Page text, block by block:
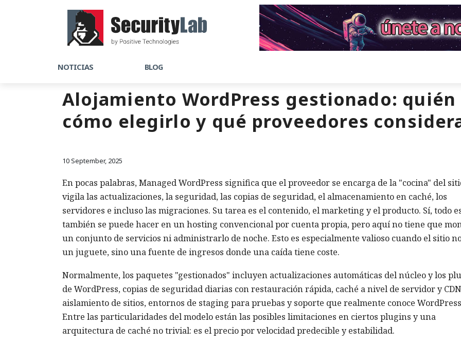
NOTICIAS BLOG
Alojamiento WordPress gestionado:
cómo elegirlo y qué proveedores
10 September, 2025
En pocas palabras, Managed WordPress significa que el proveedor se encarga de la "cocina" del
vigila las actualizaciones, la seguridad, las copias de seguridad, el almacenamiento en caché, los
servidores e incluso las migraciones. Su tarea es el contenido, el marketing y el producto. Sí, todo
también se puede hacer en un hosting convencional por cuenta propia, pero aquí no tiene que
un conjunto de servicios ni administrarlo de noche. Esto es especialmente valioso cuando el sitio
un juguete, sino una fuente de ingresos donde una caída tiene coste.
Normalmente, los paquetes "gestionados" incluyen actualizaciones automáticas del núcleo y los
de WordPress, copias de seguridad diarias con restauración rápida, caché a nivel de servidor y
aislamiento de sitios, entornos de staging para pruebas y soporte que realmente conoce
Entre las particularidades del modelo están las posibles limitaciones en ciertos plugins y una
arquitectura de caché no trivial: es el precio por velocidad predecible y estabilidad.